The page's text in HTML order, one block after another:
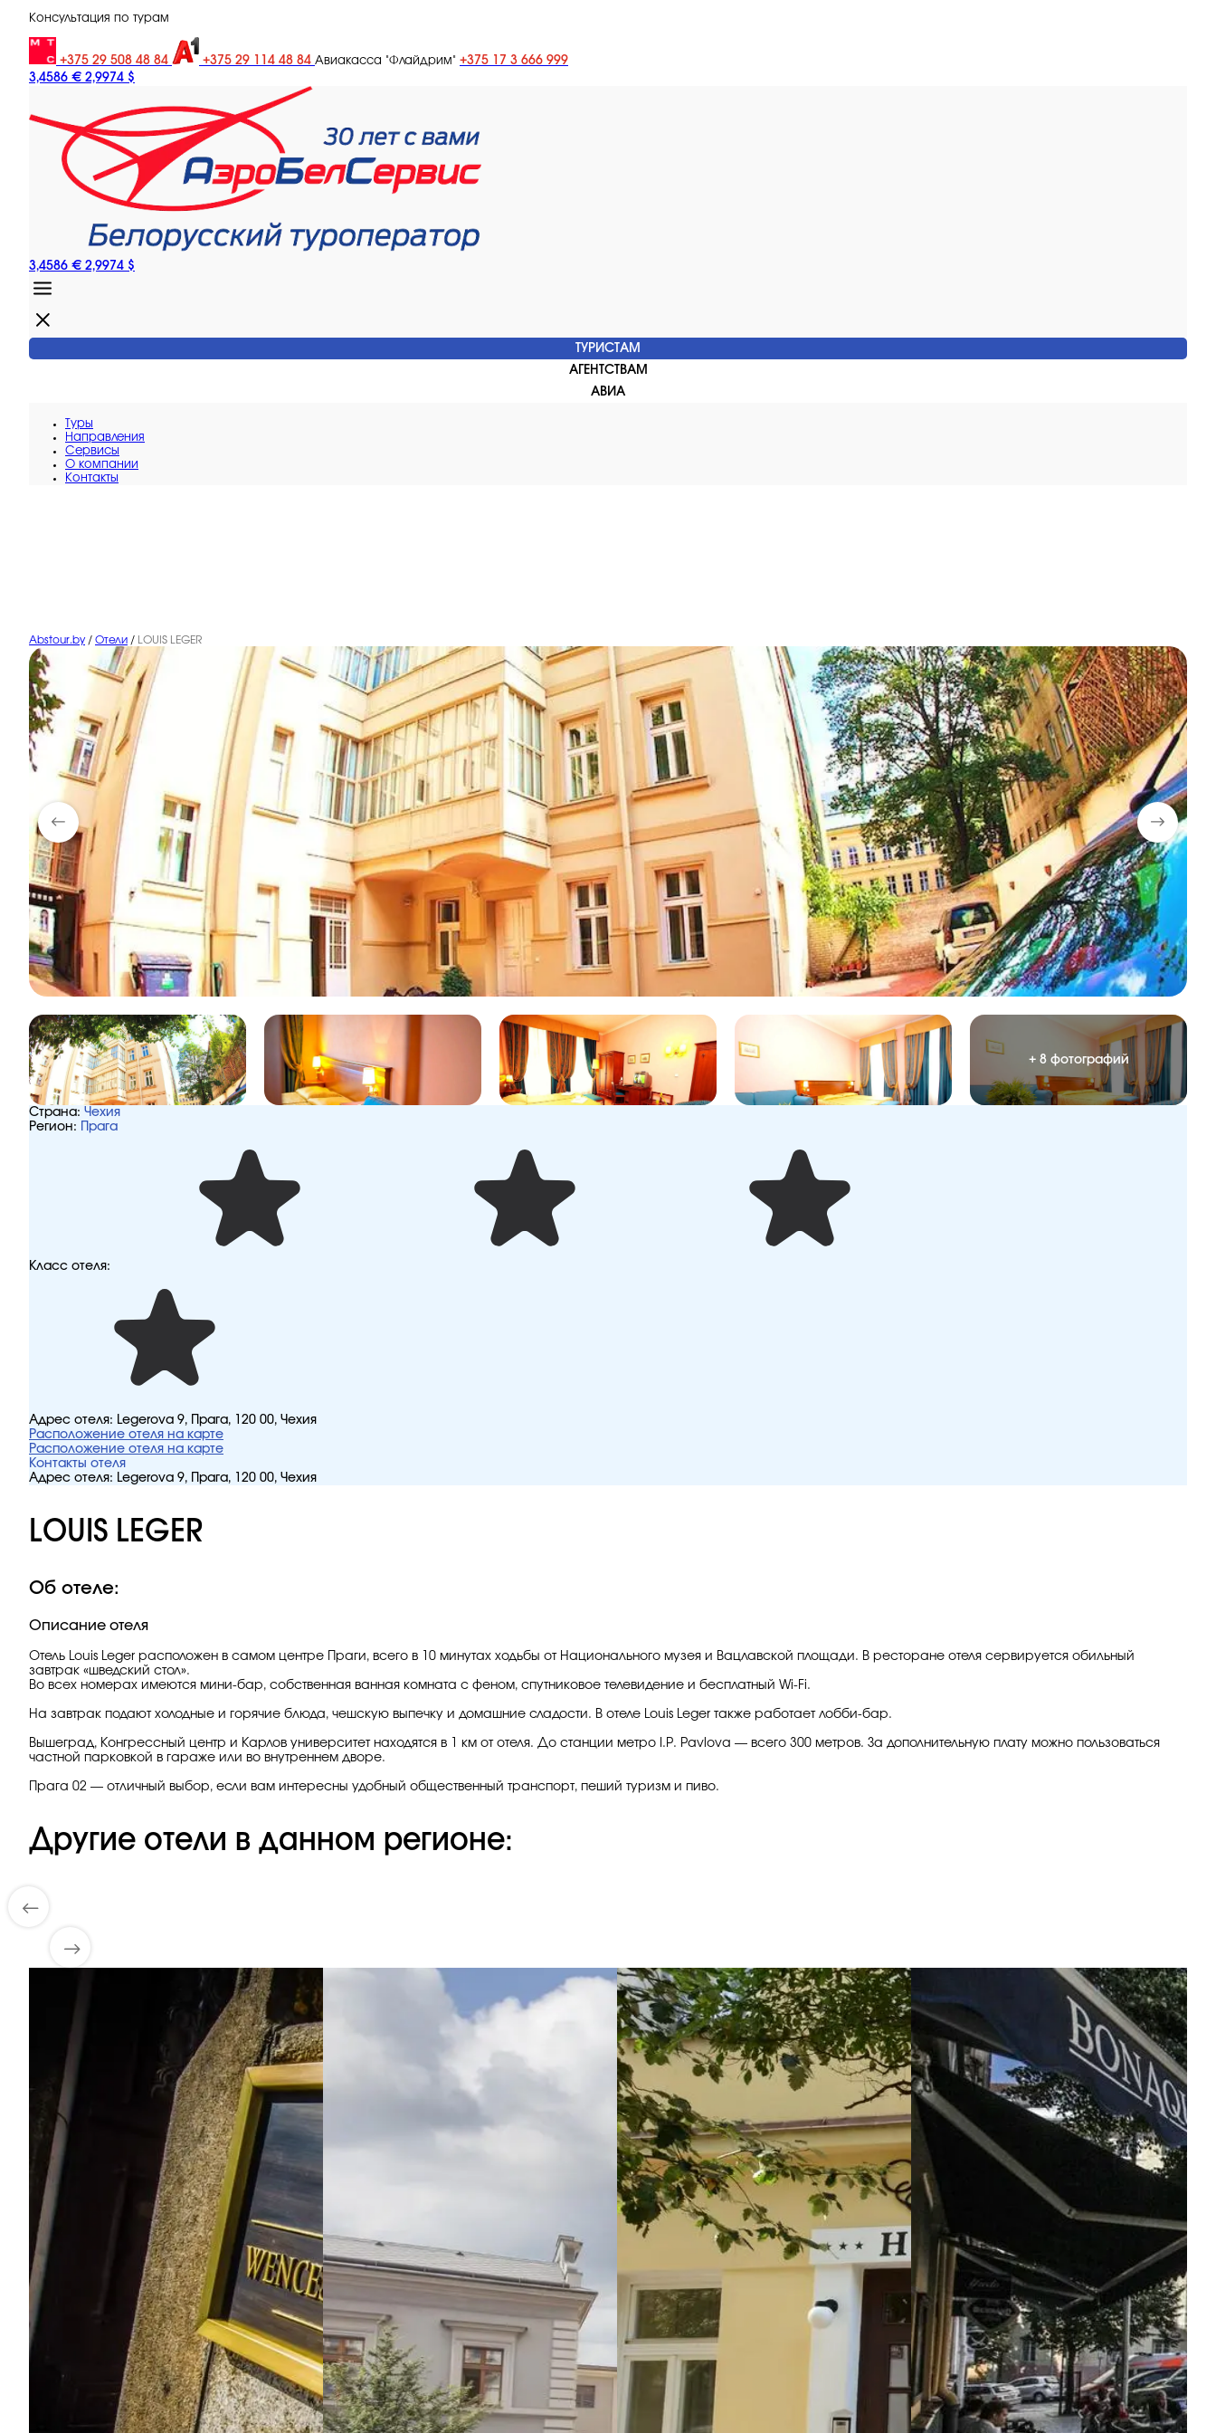
Консультация по турам
+375 29 508 48 84 +375 29 114 48 84 Авиакасса "Флайдрим" +375 17 3 666 999
3,4586 € 2,9974 $
3,4586 € 2,9974 $
ТУРИСТАМ
АГЕНТСТВАМ
АВИА
Туры
Направления
Сервисы
O компании
Контакты
Abstour.by / Отели / LOUIS LEGER
+ 8 фотографий
Страна: Чехия
Регион:
Прага
Класс отеля:
Адрес отеля: Legerova 9, Прага, 120 00, Чехия
Расположение отеля на карте
Расположение отеля на карте
Контакты отеля
Адрес отеля: Legerova 9, Прага, 120 00, Чехия
LOUIS LEGER
Об отеле:
Описание отеля
Отель Louis Leger расположен в самом центре Праги, всего в 10 минутах ходьбы от Национального музея и Вацлавской площади. В ресторане отеля сервируется обильный
завтрак «шведский стол».
Во всех номерах имеются мини-бар, собственная ванная комната с феном, спутниковое телевидение и бесплатный Wi-Fi.
На завтрак подают холодные и горячие блюда, чешскую выпечку и домашние сладости. В отеле Louis Leger также работает лобби-бар.
Вышеград, Конгрессный центр и Карлов университет находятся в 1 км от отеля. До станции метро I.P. Pavlova — всего 300 метров. За дополнительную плату можно пользоваться
частной парковкой в гараже или во внутреннем дворе.
Прага 02 — отличный выбор, если вам интересны удобный общественный транспорт, пеший туризм и пиво.
Другие отели в данном регионе: